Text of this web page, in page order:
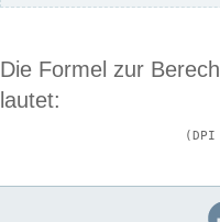
Die Formel zur
lautet: